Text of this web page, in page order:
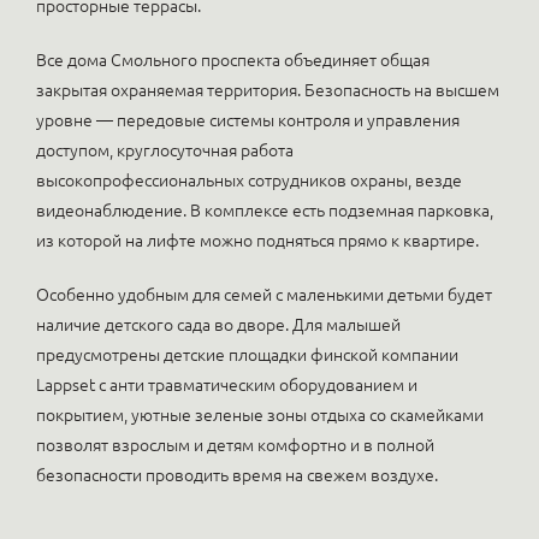
просторные террасы.
Все дома Смольного проспекта объединяет общая
закрытая охраняемая территория. Безопасность на высшем
уровне — передовые системы контроля и управления
доступом, круглосуточная работа
высокопрофессиональных сотрудников охраны, везде
видеонаблюдение. В комплексе есть подземная парковка,
из которой на лифте можно подняться прямо к квартире.
Особенно удобным для семей с маленькими детьми будет
наличие детского сада во дворе. Для малышей
предусмотрены детские площадки финской компании
Lappset с анти травматическим оборудованием и
покрытием, уютные зеленые зоны отдыха со скамейками
позволят взрослым и детям комфортно и в полной
безопасности проводить время на свежем воздухе.